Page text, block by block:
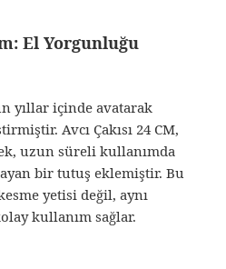
El Yorgunluğu
yıllar içinde avatarak
Avcı Çakısı 24 CM,
uzun süreli kullanımda
bir tutuş eklemiştir. Bu
yetisi değil, aynı
kullanım sağlar.